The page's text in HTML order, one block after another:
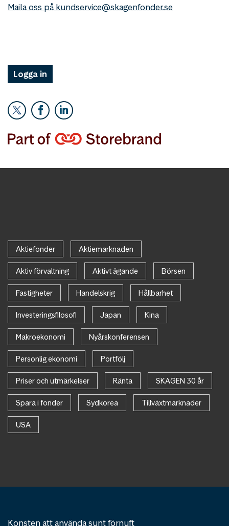
Maila oss på kundservice@skagenfonder.se
Logga in
Aktiefonder Aktiemarknaden
Aktiv förvaltning Aktivt ägande Börsen
Fastigheter Handelskrig Hållbarhet
Investeringsfilosofi Japan Kina
Makroekonomi Nyårskonferensen
Personlig ekonomi Portfölj
Priser och utmärkelser Ränta SKAGEN 30 år
Spara i fonder Sydkorea Tillväxtmarknader
USA
Konsten att använda sunt förnuft